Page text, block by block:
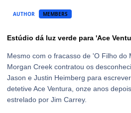
AUTHOR MEMBERS
Estúdio dá luz verde para 'Ace
Mesmo com o fracasso de 'O Filho do
Morgan Creek contratou os
Jason e Justin Heimberg para
detetive Ace Ventura, onze anos
estrelado por Jim Carrey.